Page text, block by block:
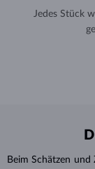
Jedes Stück
Beim Schätzen und